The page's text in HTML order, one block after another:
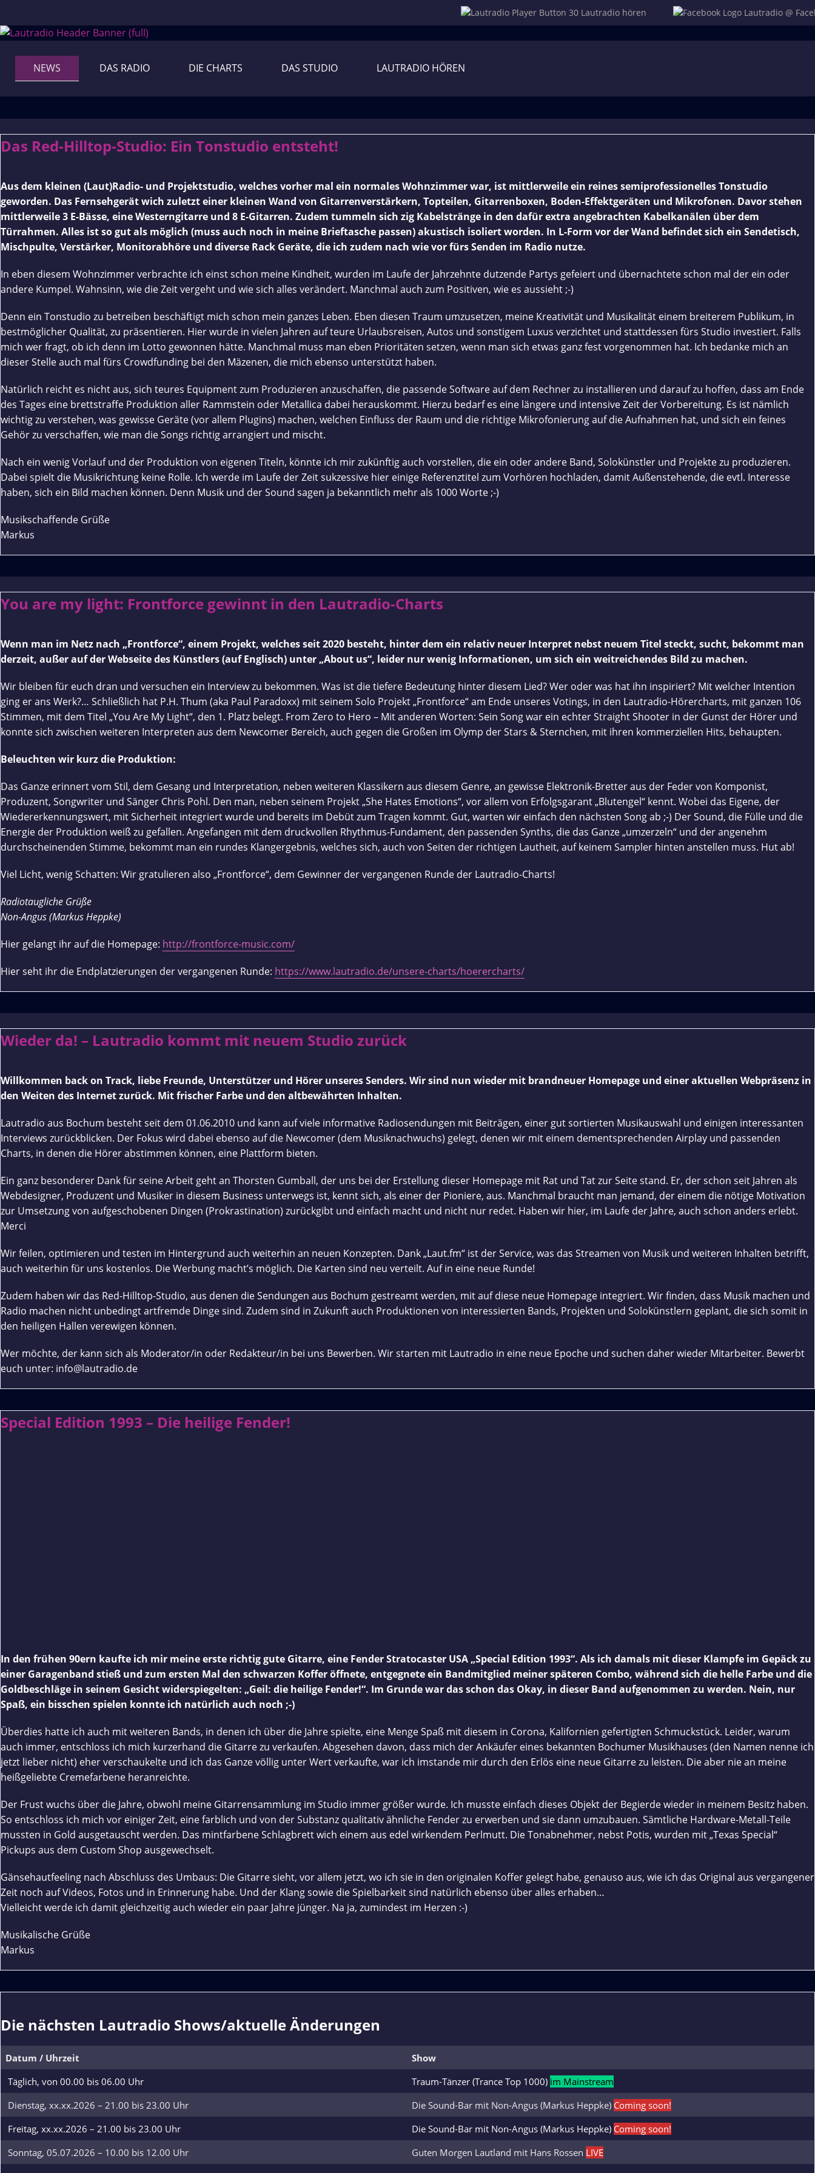
Lautradio hören Lautradio @
content
NEWS DAS RADIO DIE CHARTS DAS STUDIO LAUTRADIO HÖREN
Das Red-Hilltop-Studio: Ein Tonstudio entsteht!
Hilltop-
Studio:
Ein
entsteht!
Aus dem kleinen (Laut)Radio- und Projektstudio, welches vorher mal ein normales Wohnzimmer war, ist mittlerweile ein reines semiprofessionelles Tonstudio
geworden. Das Fernsehgerät wich zuletzt einer kleinen Wand von Gitarrenverstärkern, Topteilen, Gitarrenboxen, Boden-Effektgeräten und Mikrofonen. Davor stehen
mittlerweile 3 E-Bässe, eine Westerngitarre und 8 E-Gitarren. Zudem tummeln sich zig Kabelstränge in den dafür extra angebrachten Kabelkanälen über dem
Türrahmen. Alles ist so gut als möglich (muss auch noch in meine Brieftasche passen) akustisch isoliert worden. In L-Form vor der Wand befindet sich ein Sendetisch,
Mischpulte, Verstärker, Monitorabhöre und diverse Rack Geräte, die ich zudem nach wie vor fürs Senden im Radio nutze.
In eben diesem Wohnzimmer verbrachte ich einst schon meine Kindheit, wurden im Laufe der Jahrzehnte dutzende Partys gefeiert und übernachtete schon mal der ein oder
andere Kumpel. Wahnsinn, wie die Zeit vergeht und wie sich alles verändert. Manchmal auch zum Positiven, wie es aussieht ;-)
Denn ein Tonstudio zu betreiben beschäftigt mich schon mein ganzes Leben. Eben diesen Traum umzusetzen, meine Kreativität und Musikalität einem breiterem Publikum, in
bestmöglicher Qualität, zu präsentieren. Hier wurde in vielen Jahren auf teure Urlaubsreisen, Autos und sonstigem Luxus verzichtet und stattdessen fürs Studio investiert. Falls
mich wer fragt, ob ich denn im Lotto gewonnen hätte. Manchmal muss man eben Prioritäten setzen, wenn man sich etwas ganz fest vorgenommen hat. Ich bedanke mich an
dieser Stelle auch mal fürs Crowdfunding bei den Mäzenen, die mich ebenso unterstützt haben.
Natürlich reicht es nicht aus, sich teures Equipment zum Produzieren anzuschaffen, die passende Software auf dem Rechner zu installieren und darauf zu hoffen, dass am Ende
des Tages eine brettstraffe Produktion aller Rammstein oder Metallica dabei herauskommt. Hierzu bedarf es eine längere und intensive Zeit der Vorbereitung. Es ist nämlich
wichtig zu verstehen, was gewisse Geräte (vor allem Plugins) machen, welchen Einfluss der Raum und die richtige Mikrofonierung auf die Aufnahmen hat, und sich ein feines
Gehör zu verschaffen, wie man die Songs richtig arrangiert und mischt.
Nach ein wenig Vorlauf und der Produktion von eigenen Titeln, könnte ich mir zukünftig auch vorstellen, die ein oder andere Band, Solokünstler und Projekte zu produzieren.
Dabei spielt die Musikrichtung keine Rolle. Ich werde im Laufe der Zeit sukzessive hier einige Referenztitel zum Vorhören hochladen, damit Außenstehende, die evtl. Interesse
haben, sich ein Bild machen können. Denn Musik und der Sound sagen ja bekanntlich mehr als 1000 Worte ;-)
Musikschaffende Grüße
Markus
You are my light: Frontforce gewinnt in den Lautradio-Charts
my
light:
Frontforce
gewinnt
in
Lautradio-
Charts
Wenn man im Netz nach „Frontforce“, einem Projekt, welches seit 2020 besteht, hinter dem ein relativ neuer Interpret nebst neuem Titel steckt, sucht, bekommt man
derzeit, außer auf der Webseite des Künstlers (auf Englisch) unter „About us“, leider nur wenig Informationen, um sich ein weitreichendes Bild zu machen.
Wir bleiben für euch dran und versuchen ein Interview zu bekommen. Was ist die tiefere Bedeutung hinter diesem Lied? Wer oder was hat ihn inspiriert? Mit welcher Intention
ging er ans Werk?… Schließlich hat P.H. Thum (aka Paul Paradoxx) mit seinem Solo Projekt „Frontforce“ am Ende unseres Votings, in den Lautradio-Hörercharts, mit ganzen 106
Stimmen, mit dem Titel „You Are My Light“, den 1. Platz belegt. From Zero to Hero – Mit anderen Worten: Sein Song war ein echter Straight Shooter in der Gunst der Hörer und
konnte sich zwischen weiteren Interpreten aus dem Newcomer Bereich, auch gegen die Großen im Olymp der Stars & Sternchen, mit ihren kommerziellen Hits, behaupten.
Beleuchten wir kurz die Produktion:
Das Ganze erinnert vom Stil, dem Gesang und Interpretation, neben weiteren Klassikern aus diesem Genre, an gewisse Elektronik-Bretter aus der Feder von Komponist,
Produzent, Songwriter und Sänger Chris Pohl. Den man, neben seinem Projekt „She Hates Emotions“, vor allem von Erfolgsgarant „Blutengel“ kennt. Wobei das Eigene, der
Wiedererkennungswert, mit Sicherheit integriert wurde und bereits im Debüt zum Tragen kommt. Gut, warten wir einfach den nächsten Song ab ;-) Der Sound, die Fülle und die
Energie der Produktion weiß zu gefallen. Angefangen mit dem druckvollen Rhythmus-Fundament, den passenden Synths, die das Ganze „umzerzeln“ und der angenehm
durchscheinenden Stimme, bekommt man ein rundes Klangergebnis, welches sich, auch von Seiten der richtigen Lautheit, auf keinem Sampler hinten anstellen muss. Hut ab!
Viel Licht, wenig Schatten: Wir gratulieren also „Frontforce“, dem Gewinner der vergangenen Runde der Lautradio-Charts!
Radiotaugliche Grüße
Non-Angus (Markus Heppke)
Hier gelangt ihr auf die Homepage: http://frontforce-music.com/
Hier seht ihr die Endplatzierungen der vergangenen Runde: https://www.lautradio.de/unsere-charts/hoerercharts/
Wieder da! – Lautradio kommt mit neuem Studio zurückWieder
–
kommt
neuem
Studio
Willkommen back on Track, liebe Freunde, Unterstützer und Hörer unseres Senders. Wir sind nun wieder mit brandneuer Homepage und einer aktuellen Webpräsenz in
den Weiten des Internet zurück. Mit frischer Farbe und den altbewährten Inhalten.
Lautradio aus Bochum besteht seit dem 01.06.2010 und kann auf viele informative Radiosendungen mit Beiträgen, einer gut sortierten Musikauswahl und einigen interessanten
Interviews zurückblicken. Der Fokus wird dabei ebenso auf die Newcomer (dem Musiknachwuchs) gelegt, denen wir mit einem dementsprechenden Airplay und passenden
Charts, in denen die Hörer abstimmen können, eine Plattform bieten.
Ein ganz besonderer Dank für seine Arbeit geht an Thorsten Gumball, der uns bei der Erstellung dieser Homepage mit Rat und Tat zur Seite stand. Er, der schon seit Jahren als
Webdesigner, Produzent und Musiker in diesem Business unterwegs ist, kennt sich, als einer der Pioniere, aus. Manchmal braucht man jemand, der einem die nötige Motivation
zur Umsetzung von aufgeschobenen Dingen (Prokrastination) zurückgibt und einfach macht und nicht nur redet. Haben wir hier, im Laufe der Jahre, auch schon anders erlebt.
Merci
Wir feilen, optimieren und testen im Hintergrund auch weiterhin an neuen Konzepten. Dank „Laut.fm“ ist der Service, was das Streamen von Musik und weiteren Inhalten betrifft,
auch weiterhin für uns kostenlos. Die Werbung macht’s möglich. Die Karten sind neu verteilt. Auf in eine neue Runde!
Zudem haben wir das Red-Hilltop-Studio, aus denen die Sendungen aus Bochum gestreamt werden, mit auf diese neue Homepage integriert. Wir finden, dass Musik machen und
Radio machen nicht unbedingt artfremde Dinge sind. Zudem sind in Zukunft auch Produktionen von interessierten Bands, Projekten und Solokünstlern geplant, die sich somit in
den heiligen Hallen verewigen können.
Wer möchte, der kann sich als Moderator/in oder Redakteur/in bei uns Bewerben. Wir starten mit Lautradio in eine neue Epoche und suchen daher wieder Mitarbeiter. Bewerbt
euch unter: info@lautradio.de
Special Edition 1993 – Die heilige Fender!
In den frühen 90ern kaufte ich mir meine erste richtig gute Gitarre, eine Fender Stratocaster USA „Special Edition 1993“. Als ich damals mit dieser Klampfe im Gepäck zu
einer Garagenband stieß und zum ersten Mal den schwarzen Koffer öffnete, entgegnete ein Bandmitglied meiner späteren Combo, während sich die helle Farbe und die
Goldbeschläge in seinem Gesicht widerspiegelten: „Geil: die heilige Fender!“. Im Grunde war das schon das Okay, in dieser Band aufgenommen zu werden. Nein, nur
Spaß, ein bisschen spielen konnte ich natürlich auch noch ;-)
Überdies hatte ich auch mit weiteren Bands, in denen ich über die Jahre spielte, eine Menge Spaß mit diesem in Corona, Kalifornien gefertigten Schmuckstück. Leider, warum
auch immer, entschloss ich mich kurzerhand die Gitarre zu verkaufen. Abgesehen davon, dass mich der Ankäufer eines bekannten Bochumer Musikhauses (den Namen nenne ich
jetzt lieber nicht) eher verschaukelte und ich das Ganze völlig unter Wert verkaufte, war ich imstande mir durch den Erlös eine neue Gitarre zu leisten. Die aber nie an meine
heißgeliebte Cremefarbene heranreichte.
Der Frust wuchs über die Jahre, obwohl meine Gitarrensammlung im Studio immer größer wurde. Ich musste einfach dieses Objekt der Begierde wieder in meinem Besitz haben.
So entschloss ich mich vor einiger Zeit, eine farblich und von der Substanz qualitativ ähnliche Fender zu erwerben und sie dann umzubauen. Sämtliche Hardware-Metall-Teile
mussten in Gold ausgetauscht werden. Das mintfarbene Schlagbrett wich einem aus edel wirkendem Perlmutt. Die Tonabnehmer, nebst Potis, wurden mit „Texas Special“
Pickups aus dem Custom Shop ausgewechselt.
Gänsehautfeeling nach Abschluss des Umbaus: Die Gitarre sieht, vor allem jetzt, wo ich sie in den originalen Koffer gelegt habe, genauso aus, wie ich das Original aus vergangener
Zeit noch auf Videos, Fotos und in Erinnerung habe. Und der Klang sowie die Spielbarkeit sind natürlich ebenso über alles erhaben…
Vielleicht werde ich damit gleichzeitig auch wieder ein paar Jahre jünger. Na ja, zumindest im Herzen :-)
Musikalische Grüße
Markus
Die nächsten Lautradio Shows/aktuelle Änderungen
Datum / Uhrzeit
Show
Täglich, von 00.00 bis 06.00 Uhr
Traum-Tänzer (Trance Top 1000) im Mainstream
Dienstag, xx.xx.2026 – 21.00 bis 23.00 Uhr
Die Sound-Bar mit Non-Angus (Markus Heppke) Coming soon!
Freitag, xx.xx.2026 – 21.00 bis 23.00 Uhr
Die Sound-Bar mit Non-Angus (Markus Heppke) Coming soon!
Sonntag, 05.07.2026 – 10.00 bis 12.00 Uhr
Guten Morgen Lautland mit Hans Rossen LIVE